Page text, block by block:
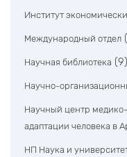
Институт
Международный отдел
Научная библиотека (9)
Научно-
Научный центр
адаптации человека в
НП Наука и